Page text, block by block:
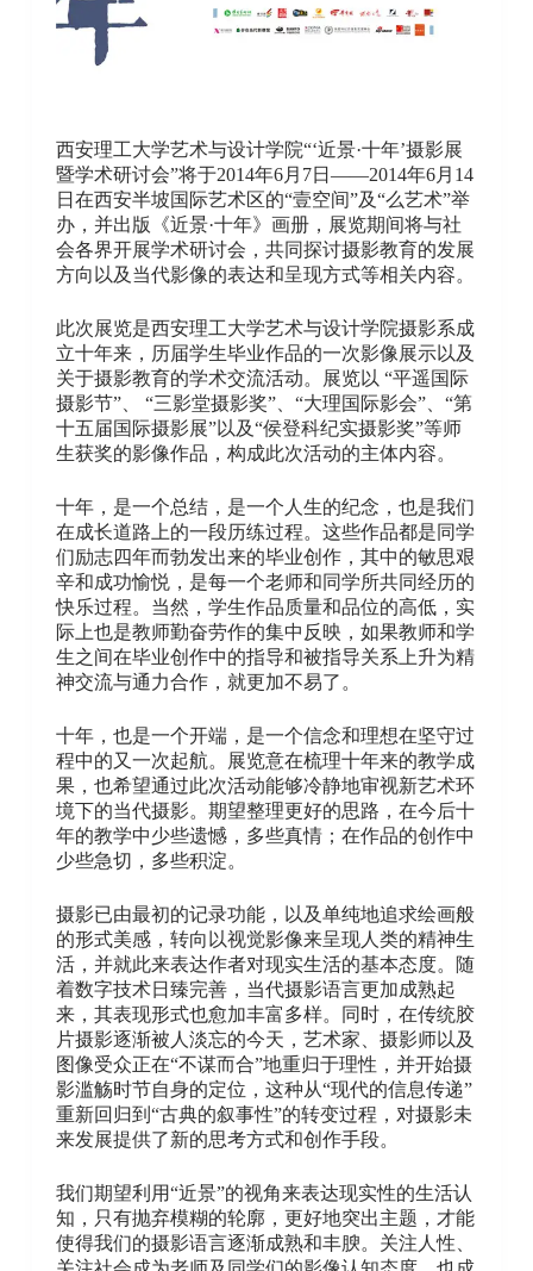
西安理工大学艺术与设计学院“‘近景·十年’摄影展
暨学术研讨会”将于2014年6月7日——2014年6月14
日在西安半坡国际艺术区的“壹空间”及“么艺术”举
办，并出版《近景·十年》画册，展览期间将与社
会各界开展学术研讨会，共同探讨摄影教育的发展
方向以及当代影像的表达和呈现方式等相关内容。
此次展览是西安理工大学艺术与设计学院摄影系成
立十年来，历届学生毕业作品的一次影像展示以及
关于摄影教育的学术交流活动。展览以 “平遥国际
摄影节”、 “三影堂摄影奖”、“大理国际影会”、“第
十五届国际摄影展”以及“侯登科纪实摄影奖”等师
生获奖的影像作品，构成此次活动的主体内容。
十年，是一个总结，是一个人生的纪念，也是我们
在成长道路上的一段历练过程。这些作品都是同学
们励志四年而勃发出来的毕业创作，其中的敏思艰
辛和成功愉悦，是每一个老师和同学所共同经历的
快乐过程。当然，学生作品质量和品位的高低，实
际上也是教师勤奋劳作的集中反映，如果教师和学
生之间在毕业创作中的指导和被指导关系上升为精
神交流与通力合作，就更加不易了。
十年，也是一个开端，是一个信念和理想在坚守过
程中的又一次起航。展览意在梳理十年来的教学成
果，也希望通过此次活动能够冷静地审视新艺术环
境下的当代摄影。期望整理更好的思路，在今后十
年的教学中少些遗憾，多些真情；在作品的创作中
少些急切，多些积淀。
摄影已由最初的记录功能，以及单纯地追求绘画般
的形式美感，转向以视觉影像来呈现人类的精神生
活，并就此来表达作者对现实生活的基本态度。随
着数字技术日臻完善，当代摄影语言更加成熟起
来，其表现形式也愈加丰富多样。同时，在传统胶
片摄影逐渐被人淡忘的今天，艺术家、摄影师以及
图像受众正在“不谋而合”地重归于理性，并开始摄
影滥觞时节自身的定位，这种从“现代的信息传递”
重新回归到“古典的叙事性”的转变过程，对摄影未
来发展提供了新的思考方式和创作手段。
我们期望利用“近景”的视角来表达现实性的生活认
知，只有抛弃模糊的轮廓，更好地突出主题，才能
使得我们的摄影语言逐渐成熟和丰腴。关注人性、